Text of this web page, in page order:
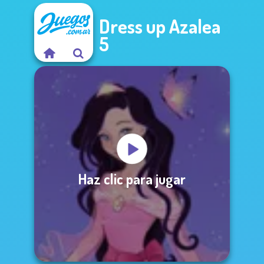
Dress up Azalea
5
Haz clic para jugar